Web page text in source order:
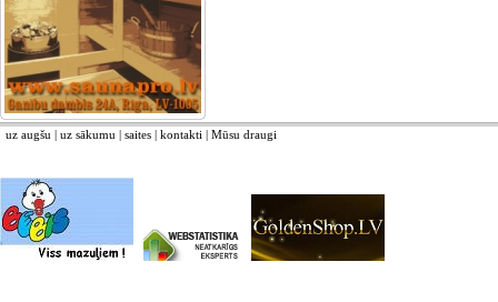
uz augšu | uz sākumu | saites | kontakti | Mūsu draugi